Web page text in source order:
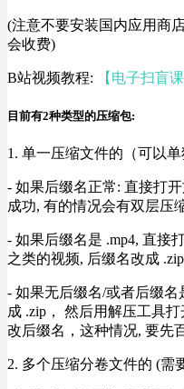
(注意不要安装国内应用商
会收费)
B站视频教程: 【电子扫盲
目前有2种类型的压缩包:
1. 单一压缩文件的（可以
- 如果后缀名正常: 直接打
成功, 有的情况会有双层压
- 如果后缀名是 .mp4, 直接
之类的视频, 后缀名改成
- 如果无后缀名/或者后缀
成 .zip， 然后用解压工具
改后缀名，这种情况, 要先
2. 多个压缩分卷文件的 (需